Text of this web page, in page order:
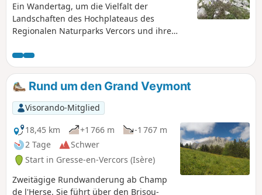
Ein Wandertag, um die Vielfalt der
Landschaften des Hochplateaus des
Regionalen Naturparks Vercors und ihre
entdecken.
Rund um den Grand Veymont
Visorando-Mitglied
18,45 km
+1 766 m
-1 767 m
2 Tage
Schwer
Start in Gresse-en-Vercors (Isère)
Zweitägige Rundwanderung ab Champ
de l'Herse. Sie führt über den Brisou-